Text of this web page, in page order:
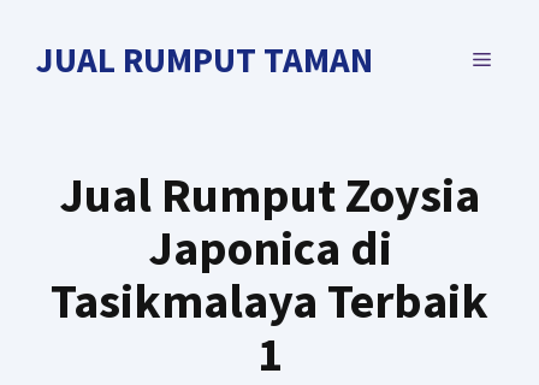
JUAL RUMPUT TAMAN MENU
Jual Rumput Zoysia
Japonica di
Tasikmalaya Terbaik
1